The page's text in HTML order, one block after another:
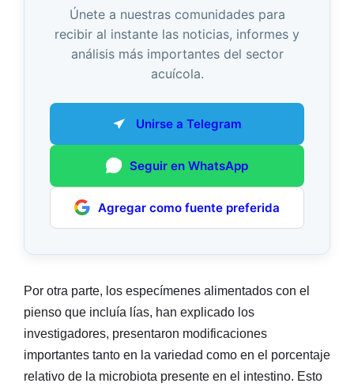
Únete a nuestras comunidades para
recibir al instante las noticias, informes y
análisis más importantes del sector
acuícola.
Unirse a Telegram
Seguir en WhatsApp
Agregar como fuente preferida
Por otra parte, los especímenes alimentados con el
pienso que incluía lías, han explicado los
investigadores, presentaron modificaciones
importantes tanto en la variedad como en el porcentaje
relativo de la microbiota presente en el intestino. Esto